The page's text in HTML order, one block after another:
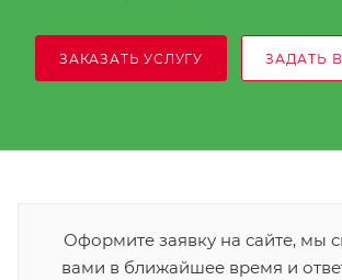
ЗАКАЗАТЬ УСЛУГУ ЗАДАТЬ
Оформите заявку на сайте, мы
вами в ближайшее время и